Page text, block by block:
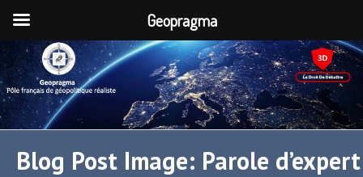
Blog Post Image: Parole d’expert
Geopragma